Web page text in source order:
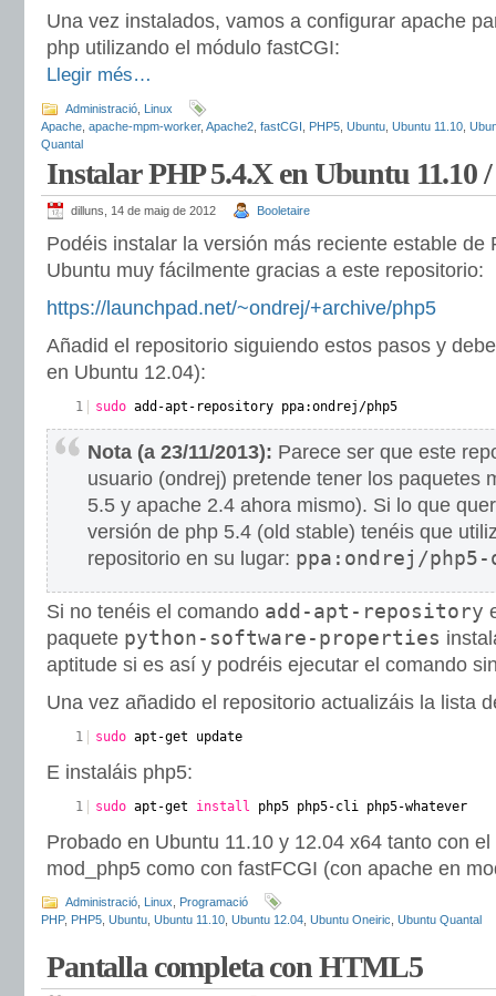
Una vez instalados, vamos a configurar apache
php utilizando el módulo fastCGI:
Llegir més…
Administració Linux
Apache apache-mpm-worker, Apache2 fastCGI PHP5 Ubuntu Ubuntu 11.10
Quantal
Instalar PHP 5.4.X en Ubuntu 11.10
dilluns, 14 de maig de 2012 Booletaire
Podéis instalar la versión más reciente estable de
Ubuntu muy fácilmente gracias a este repositorio:
https://launchpad.net/~ondrej/+archive/php5
Añadid el repositorio siguiendo estos pasos y
en Ubuntu 12.04):
1 sudo add-apt-repository ppa:ondrej/php5
Nota (a 23/11/2013): Parece ser que este
usuario (ondrej) pretende tener los paquetes
5.5 y apache 2.4 ahora mismo). Si lo que
versión de php 5.4 (old stable) tenéis que
repositorio en su lugar: ppa:ondrej/
Si no tenéis el comando add-apt-repository
paquete python-software-properties
aptitude si es así y podréis ejecutar el comando
Una vez añadido el repositorio actualizáis la lista
1 sudo apt-get update
E instaláis php5:
1 sudo apt-get install php5 php5-cli php5-whatever
Probado en Ubuntu 11.10 y 12.04 x64 tanto con
mod_php5 como con fastFCGI (con apache en
Administració Linux
Programació
PHP, PHP5 Ubuntu Ubuntu 11.10 Ubuntu 12.04 Ubuntu Oneiric Ubuntu Quantal
Pantalla completa con HTML5